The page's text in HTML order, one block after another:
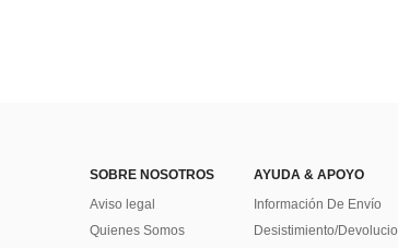
SOBRE NOSOTROS
Aviso legal
Quienes Somos
AYUDA & APOYO
Información De Envío
Desistimiento/